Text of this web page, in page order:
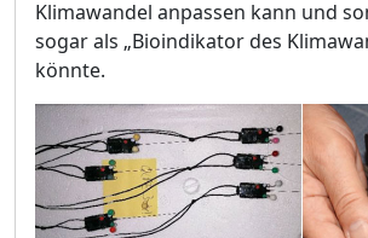
Klimawandel anpassen kann und
sogar als „Bioindikator des
könnte.